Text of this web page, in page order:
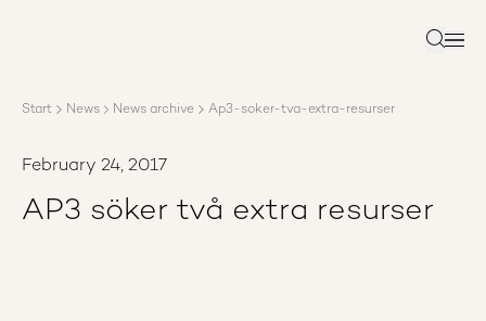
Reports
Contact us
Search
Start News News archive Ap3-soker-tva-extra-resurser
February 24, 2017
AP3 söker två extra resurser